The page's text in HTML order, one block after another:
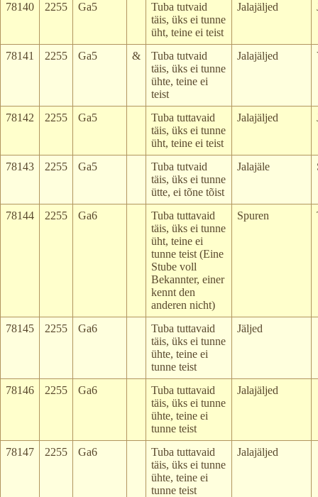
78140 2255 Ga5
Tuba tutvaid
täis, üks ei tunne
üht, teine ei teist
Jalajäljed
78141 2255 Ga5 &
Tuba tutvaid
täis, üks ei tunne
ühte, teine ei
teist
Jalajäljed
78142 2255 Ga5
Tuba tuttavaid
täis, üks ei tunne
üht, teine ei teist
Jalajäljed
78143 2255 Ga5
Tuba tutvaid
täis, üks ei tunne
ütte, ei tõne tõist
Jalajäle
78144 2255 Ga6
Tuba tuttavaid
täis, üks ei tunne
üht, teine ei
tunne teist (Eine
Stube voll
Bekannter, einer
kennt den
anderen nicht)
Spuren
78145 2255 Ga6
Tuba tuttavaid
täis, üks ei tunne
ühte, teine ei
tunne teist
Jäljed
78146 2255 Ga6
Tuba tuttavaid
täis, üks ei tunne
ühte, teine ei
tunne teist
Jalajäljed
78147 2255 Ga6
Tuba tuttavaid
täis, üks ei tunne
ühte, teine ei
tunne teist
Jalajäljed